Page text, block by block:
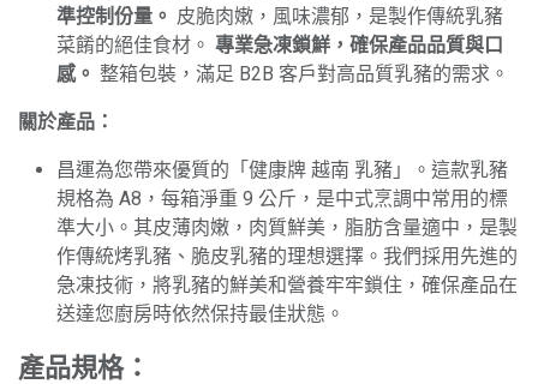
準控制份量。 皮脆肉嫩，風味濃郁，是製作傳統乳豬
菜餚的絕佳食材。 專業急凍鎖鮮，確保產品品質與口
感。 整箱包裝，滿足 B2B 客戶對高品質乳豬的需求。
關於產品：
昌運為您帶來優質的「健康牌 越南 乳豬」。這款乳豬
規格為 A8，每箱淨重 9 公斤，是中式烹調中常用的標
準大小。其皮薄肉嫩，肉質鮮美，脂肪含量適中，是製
作傳統烤乳豬、脆皮乳豬的理想選擇。我們採用先進的
急凍技術，將乳豬的鮮美和營養牢牢鎖住，確保產品在
送達您廚房時依然保持最佳狀態。
產品規格：